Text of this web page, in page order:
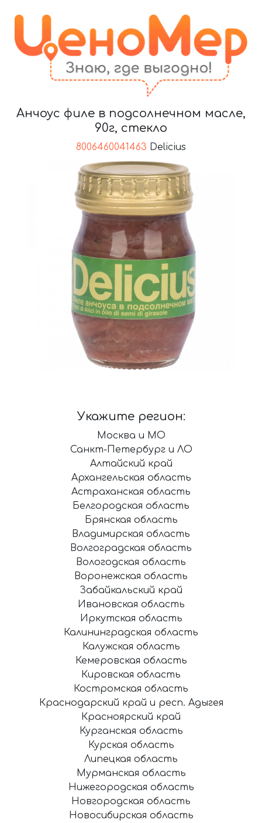
Анчоус филе в подсолнечном масле,
90г, стекло
8006460041463 Delicius
Укажите регион:
Москва и МО
Санкт-Петербург и ЛО
Алтайский край
Архангельская область
Астраханская область
Белгородская область
Брянская область
Владимирская область
Волгоградская область
Вологодская область
Воронежская область
Забайкальский край
Ивановская область
Иркутская область
Калининградская область
Калужская область
Кемеровская область
Кировская область
Костромская область
Краснодарский край и респ. Адыгея
Красноярский край
Курганская область
Курская область
Липецкая область
Мурманская область
Нижегородская область
Новгородская область
Новосибирская область